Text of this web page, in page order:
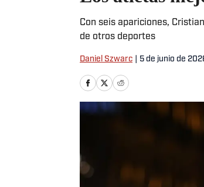
Con seis apariciones,
de otros deportes
Daniel Szwarc 5 de junio de